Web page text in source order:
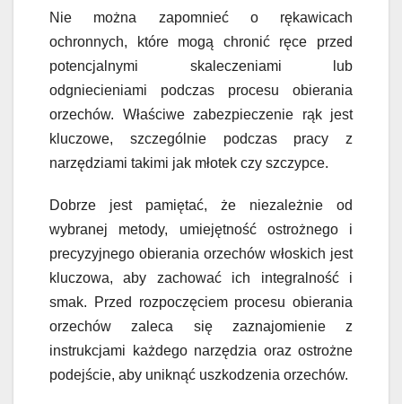
Nie można zapomnieć o rękawicach
ochronnych, które mogą chronić ręce przed
potencjalnymi skaleczeniami lub
odgniecieniami podczas procesu obierania
orzechów. Właściwe zabezpieczenie rąk jest
kluczowe, szczególnie podczas pracy z
narzędziami takimi jak młotek czy szczypce.
Dobrze jest pamiętać, że niezależnie od
wybranej metody, umiejętność ostrożnego i
precyzyjnego obierania orzechów włoskich jest
kluczowa, aby zachować ich integralność i
smak. Przed rozpoczęciem procesu obierania
orzechów zaleca się zaznajomienie z
instrukcjami każdego narzędzia oraz ostrożne
podejście, aby uniknąć uszkodzenia orzechów.